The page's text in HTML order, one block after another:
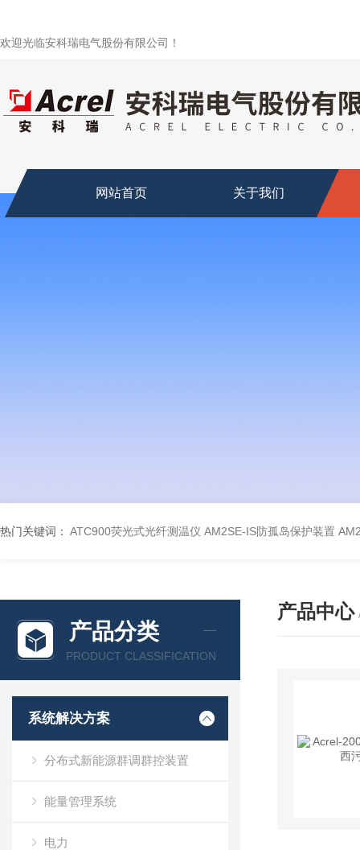
欢迎光临安科瑞电气股份有限公司！
网站首页 关于我们
热门关键词： ATC900荧光式光纤测温仪 AM2SE-IS防孤岛保护装置
产品分类
PRODUCT CLASSIFICATION
系统解决方案
分布式新能源群调群控装置
能量管理系统
电力
产品中心